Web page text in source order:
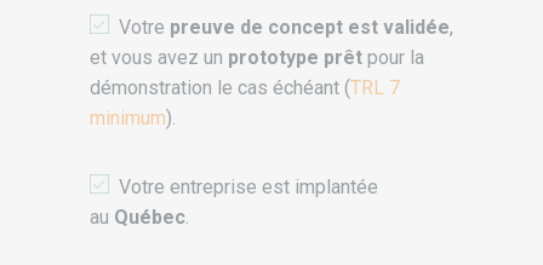
Votre preuve de concept est validée,
et vous avez un prototype prêt pour la
démonstration le cas échéant (TRL 7
minimum).
Votre entreprise est implantée
au Québec.